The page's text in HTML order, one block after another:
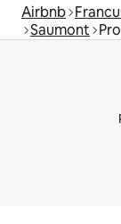
Airbnb
Saumont